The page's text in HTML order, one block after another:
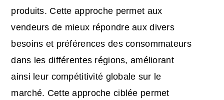
produits. Cette approche permet aux
vendeurs de mieux répondre aux divers
besoins et préférences des consommateurs
dans les différentes régions, améliorant
ainsi leur compétitivité globale sur le
marché. Cette approche ciblée permet